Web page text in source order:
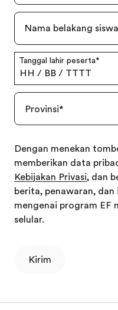
Nama belakang siswa
Tanggal lahir peserta*
HH / BB / TTTT
Provinsi*
Dengan menekan
memberikan data
Kebijakan Privasi, dan
berita, penawaran,
mengenai program EF
selular.
Kirim